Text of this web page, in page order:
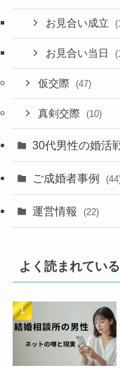
お見合い成立
お見合い当日
仮交際 (47)
真剣交際 (10)
30代男性の婚活
ご成婚者事例
運営情報 (22)
よく読まれてい